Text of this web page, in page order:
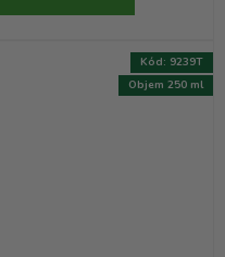
Objem 250 ml
Kód: 9239T